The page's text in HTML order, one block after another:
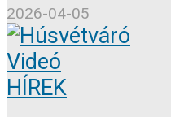
2026-04-05
Videó
HÍREK